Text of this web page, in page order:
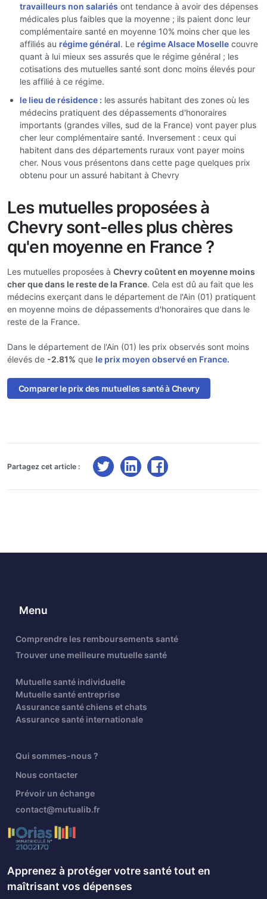
travailleurs non salariés ont tendance à avoir des dépenses
médicales plus faibles que la moyenne ; ils paient donc leur
complémentaire santé en moyenne 10% moins cher que les
affiliés au régime général. Le régime Alsace Moselle couvre
quant à lui mieux ses assurés que le régime général ; les
cotisations des mutuelles santé sont donc moins élevés pour
les affilié à ce régime.
le lieu de résidence : les assurés habitant des zones où les
médecins pratiquent des dépassements d'honoraires
importants (grandes villes, sud de la France) vont payer plus
cher leur complémentaire santé. Inversement : ceux qui
habitent dans des départements ruraux vont payer moins
cher. Nous vous présentons dans cette page quelques prix
obtenu pour un assuré habitant à Chevry
Les mutuelles proposées à
Chevry sont-elles plus chères
qu'en moyenne en France ?
Les mutuelles proposées à Chevry coûtent en moyenne moins
cher que dans le reste de la France. Cela est dû au fait que les
médecins exerçant dans le département de l'Ain (01) pratiquent
en moyenne moins de dépassements d'honoraires que dans le
reste de la France.
Dans le département de l'Ain (01) les prix observés sont moins
élevés de -2.81% que le prix moyen observé en France.
Comparer le prix des mutuelles santé à Chevry
Partagez cet article :
Menu
Comprendre les remboursements santé
Trouver une meilleure mutuelle santé
Mutuelle santé individuelle
Mutuelle santé entreprise
Assurance santé chiens et chats
Assurance santé internationale
Qui sommes-nous ?
Nous contacter
Prévoir un échange
contact@mutualib.fr
Apprenez à protéger votre santé tout en
maîtrisant vos dépenses